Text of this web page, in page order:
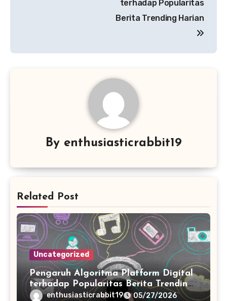
terhadap Popularitas
Berita Trending Harian
By enthusiasticrabbit19
Related Post
Uncategorized
Pengaruh Algoritma Platform Digital
terhadap Popularitas Berita Trending
Harianenthusiasticrabbit19 05/27/2026